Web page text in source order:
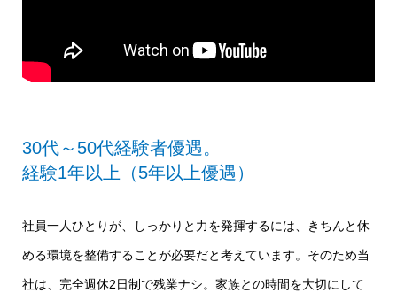
30代～50代経験者優遇。
経験1年以上（5年以上優遇）
社員一人ひとりが、しっかりと力を発揮するには、きちんと休
める環境を整備することが必要だと考えています。そのため当
社は、完全週休2日制で残業ナシ。家族との時間を大切にして